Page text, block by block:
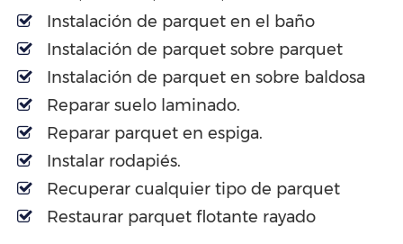
Instalación de parquet en el baño
Instalación de parquet sobre parquet
Instalación de parquet en sobre baldosa
Reparar suelo laminado.
Reparar parquet en espiga.
Instalar rodapiés.
Recuperar cualquier tipo de parquet
Restaurar parquet flotante rayado